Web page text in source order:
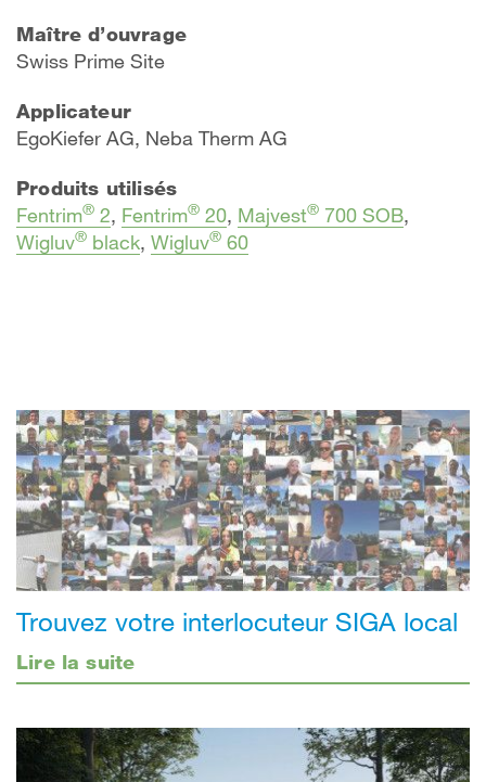
Maître d’ouvrage
Swiss Prime Site
Applicateur
EgoKiefer AG, Neba Therm AG
Produits utilisés
Fentrim® 2, Fentrim® 20, Majvest® 700 SOB,
Wigluv® black, Wigluv® 60
Trouvez votre interlocuteur SIGA local
Lire la suite